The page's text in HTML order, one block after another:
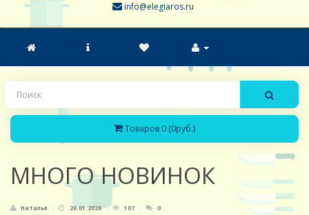
info@elegiaros.ru
Товаров 0 (0руб.)
МНОГО НОВИНОК
Наталья 29.01.2026 107 0